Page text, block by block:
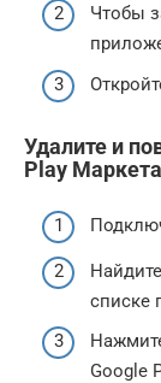
Чтобы
Удалите и
Play Маркета
списке
Google